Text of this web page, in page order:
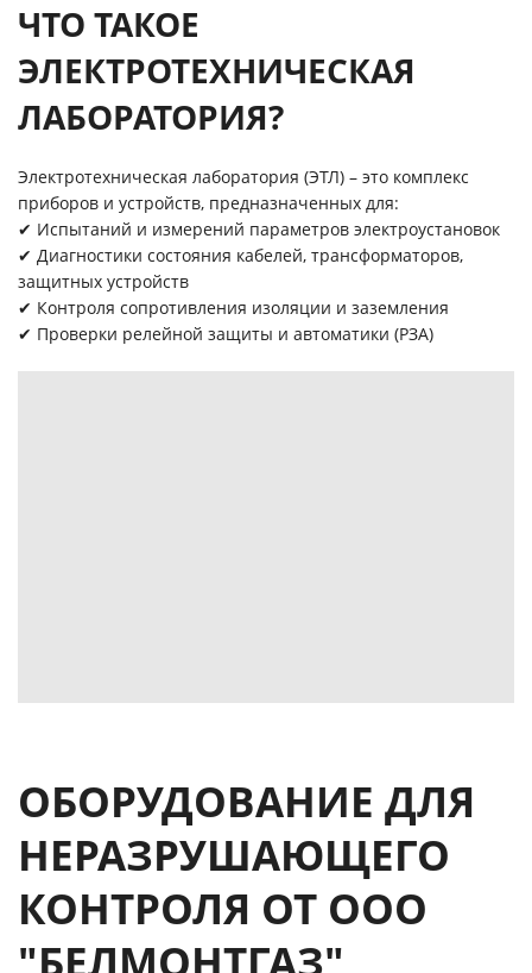
ЧТО ТАКОЕ
ЭЛЕКТРОТЕХНИЧЕСКАЯ
ЛАБОРАТОРИЯ?
Электротехническая лаборатория (ЭТЛ) – это комплекс
приборов и устройств, предназначенных для:
✔ Испытаний и измерений параметров электроустановок
✔ Диагностики состояния кабелей, трансформаторов,
защитных устройств
✔ Контроля сопротивления изоляции и заземления
✔ Проверки релейной защиты и автоматики (РЗА)
ОБОРУДОВАНИЕ ДЛЯ
НЕРАЗРУШАЮЩЕГО
КОНТРОЛЯ ОТ ООО
"БЕЛМОНТГАЗ"